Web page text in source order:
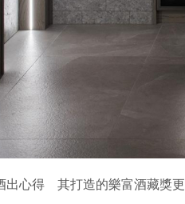
出心得 其打造的樂富酒藏獎